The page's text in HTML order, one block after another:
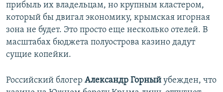
прибыль их владельцам, но крупным кластером,
который бы двигал экономику, крымская игорная
зона не будет. Это просто еще несколько отелей. В
масштабах бюджета полуострова казино дадут
сущие копейки.
Российский блогер Александр Горный убежден, что